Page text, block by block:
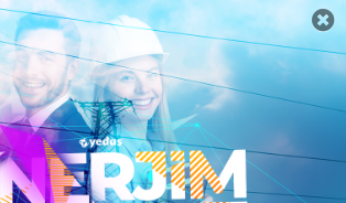
Kişisel Gelişim Planı
Hemen Başla